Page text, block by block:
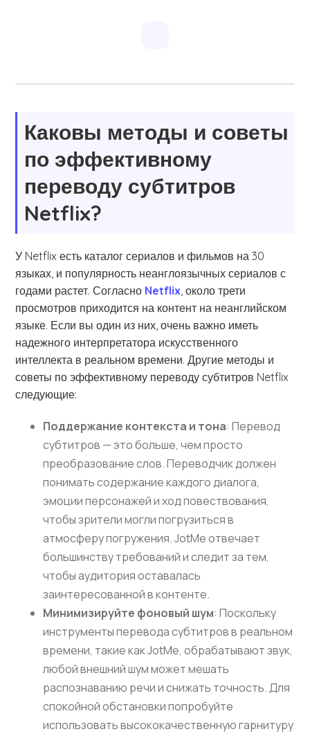
Каковы методы и советы
по эффективному
переводу субтитров
Netflix?
У Netflix есть каталог сериалов и фильмов на 30
языках, и популярность неанглоязычных сериалов с
годами растет. Согласно Netflix, около трети
просмотров приходится на контент на неанглийском
языке. Если вы один из них, очень важно иметь
надежного интерпретатора искусственного
интеллекта в реальном времени. Другие методы и
советы по эффективному переводу субтитров Netflix
следующие:
Поддержание контекста и тона: Перевод
субтитров — это больше, чем просто
преобразование слов. Переводчик должен
понимать содержание каждого диалога,
эмоции персонажей и ход повествования,
чтобы зрители могли погрузиться в
атмосферу погружения. JotMe отвечает
большинству требований и следит за тем,
чтобы аудитория оставалась
заинтересованной в контенте.
Минимизируйте фоновый шум: Поскольку
инструменты перевода субтитров в реальном
времени, такие как JotMe, обрабатывают звук,
любой внешний шум может мешать
распознаванию речи и снижать точность. Для
спокойной обстановки попробуйте
использовать высококачественную гарнитуру